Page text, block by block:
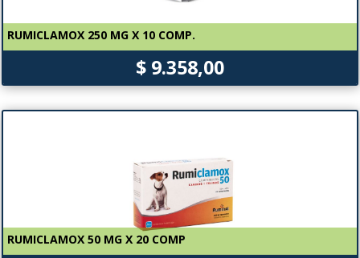
RUMICLAMOX 250 MG X 10 COMP.
$ 9.358,00
RUMICLAMOX 50 MG X 20 COMP